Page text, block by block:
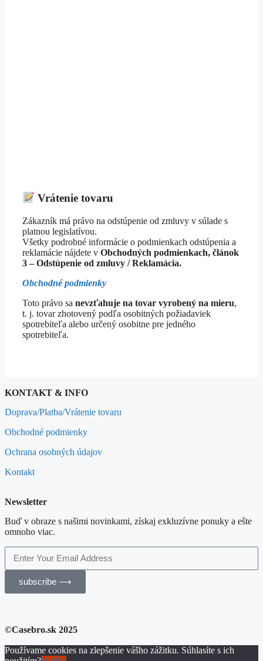
Vrátenie tovaru
Zákazník má právo na odstúpenie od zmluvy v súlade s
platnou legislatívou.
Všetky podrobné informácie o podmienkach odstúpenia a
reklamácie nájdete v Obchodných podmienkach, článok
3 – Odstúpenie od zmluvy / Reklamácia.
Obchodné podmienky
Toto právo sa nevzťahuje na tovar vyrobený na mieru,
t. j. tovar zhotovený podľa osobitných požiadaviek
spotrebiteľa alebo určený osobitne pre jedného
spotrebiteľa.
KONTAKT & INFO
Doprava/Platba/Vrátenie tovaru
Obchodné podmienky
Ochrana osobných údajov
Kontakt
Newsletter
Buď v obraze s našimi novinkami, získaj exkluzívne ponuky a ešte
omnoho viac.
subscribe ⟶
©Casebro.sk 2025
Používame cookies na zlepšenie vášho zážitku. Súhlasíte s ich